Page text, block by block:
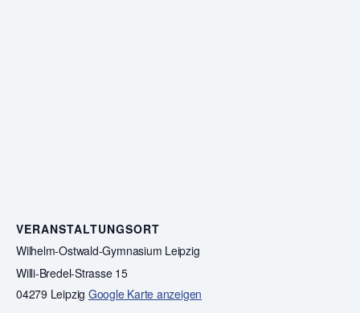
VERANSTALTUNGSORT
Wilhelm-Ostwald-Gymnasium Leipzig
Willi-Bredel-Strasse 15
04279 Leipzig Google Karte anzeigen